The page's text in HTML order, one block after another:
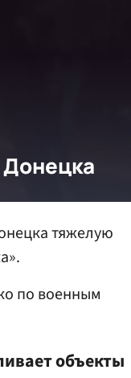
тяжелую
по военным
объекты